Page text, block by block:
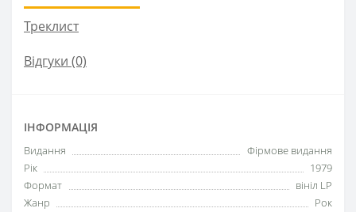
Треклист
Відгуки (0)
ІНФОРМАЦІЯ
Видання
Фірмове видання
Рік
1979
Формат
вініл LP
Жанр
Рок